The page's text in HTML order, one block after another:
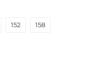
152 158